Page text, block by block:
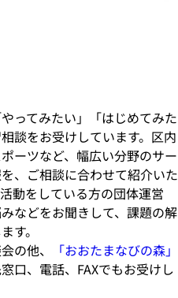
ってみたい」「はじめてみた
談をお受けしています。区内
ーツなど、幅広い分野のサー
、ご相談に合わせて紹介いた
動をしている方の団体運営
などをお聞きして、課題の解
す。
の他、
「おおたまなびの森」
口、電話、FAXでもお受けし